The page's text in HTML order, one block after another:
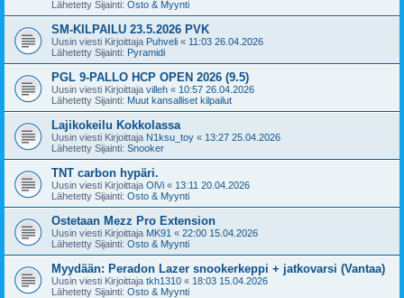
Lähetetty Sijainti: Osto & Myynti
SM-KILPAILU 23.5.2026 PVK
Uusin viesti Kirjoittaja Puhveli « 11:03 26.04.2026
Lähetetty Sijainti: Pyramidi
PGL 9-PALLO HCP OPEN 2026 (9.5)
Uusin viesti Kirjoittaja villeh « 10:57 26.04.2026
Lähetetty Sijainti: Muut kansalliset kilpailut
Lajikokeilu Kokkolassa
Uusin viesti Kirjoittaja N1ksu_toy « 13:27 25.04.2026
Lähetetty Sijainti: Snooker
TNT carbon hypäri.
Uusin viesti Kirjoittaja OlVi « 13:11 20.04.2026
Lähetetty Sijainti: Osto & Myynti
Ostetaan Mezz Pro Extension
Uusin viesti Kirjoittaja MK91 « 22:00 15.04.2026
Lähetetty Sijainti: Osto & Myynti
Myydään: Peradon Lazer snookerkeppi + jatkovarsi (Vantaa)
Uusin viesti Kirjoittaja tkh1310 « 18:03 15.04.2026
Lähetetty Sijainti: Osto & Myynti